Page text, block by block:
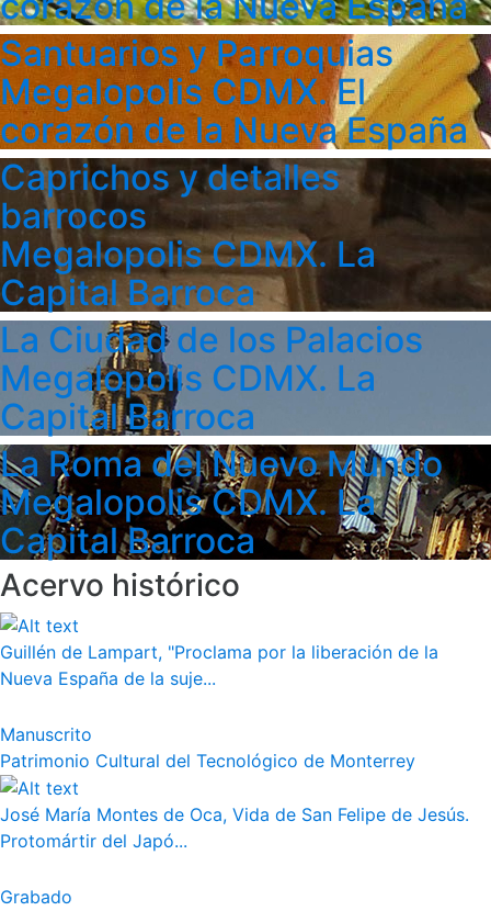
Santuarios y Parroquias
Megalopolis CDMX. El
corazón de la Nueva España
Caprichos y detalles
barrocos
Megalopolis CDMX. La
Capital Barroca
La Ciudad de los Palacios
Megalopolis CDMX. La
Capital Barroca
La Roma del Nuevo Mundo
Megalopolis CDMX. La
Capital Barroca
Acervo histórico
Guillén de Lampart, "Proclama por la liberación de la
Nueva España de la suje...
Manuscrito
Patrimonio Cultural del Tecnológico de Monterrey
José María Montes de Oca, Vida de San Felipe de Jesús.
Protomártir del Japó...
Grabado